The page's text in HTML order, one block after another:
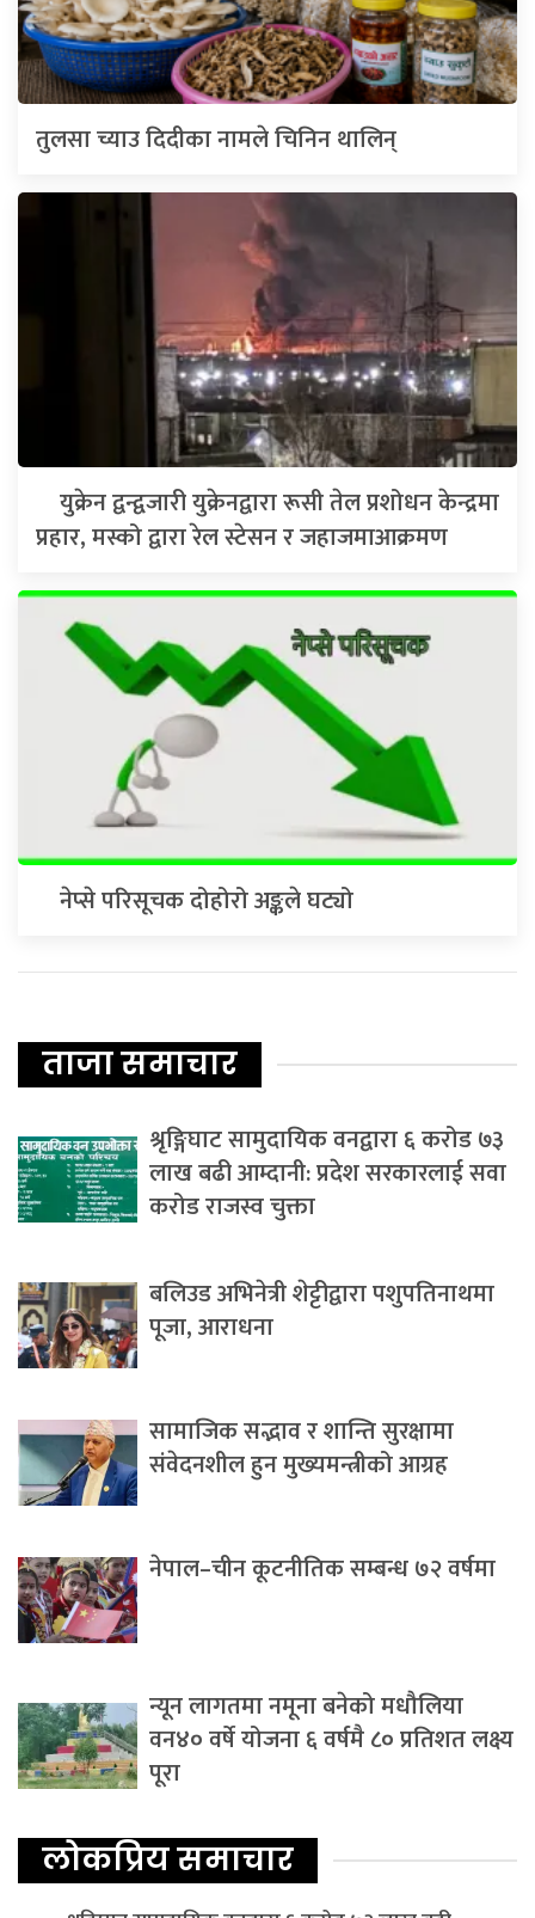
तुलसा च्याउ दिदीका नामले चिनिन थालिन्
युक्रेन द्वन्द्वजारी युक्रेनद्वारा रूसी तेल प्रशोधन केन्द्रमा
प्रहार, मस्को द्वारा रेल स्टेसन र जहाजमाआक्रमण
नेप्से परिसूचक दोहोरो अङ्कले घट्यो
ताजा समाचार
श्रृङ्गिघाट सामुदायिक वनद्वारा ६ करोड ७३
लाख बढी आम्दानी: प्रदेश सरकारलाई सवा
करोड राजस्व चुक्ता
बलिउड अभिनेत्री शेट्टीद्वारा पशुपतिनाथमा
पूजा, आराधना
सामाजिक सद्भाव र शान्ति सुरक्षामा
संवेदनशील हुन मुख्यमन्त्रीको आग्रह
नेपाल–चीन कूटनीतिक सम्बन्ध ७२ वर्षमा
न्यून लागतमा नमूना बनेको मधौलिया
वन४० वर्षे योजना ६ वर्षमै ८० प्रतिशत लक्ष्य
पूरा
लोकप्रिय समाचार